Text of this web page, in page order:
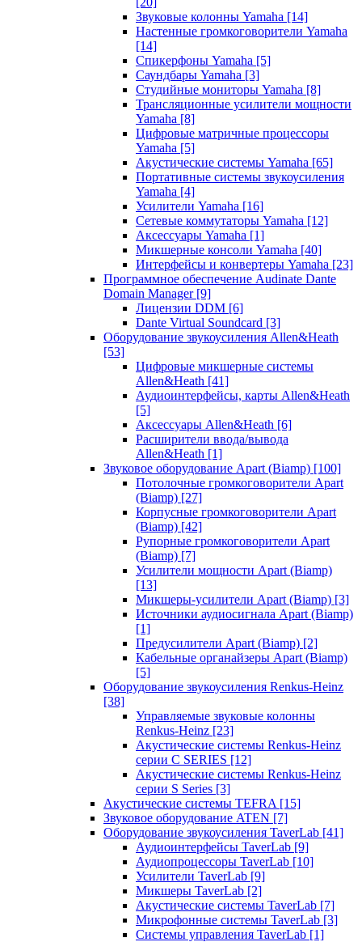
Звуковые колонны Yamaha [14]
Настенные громкоговорители Yamaha
[14]
Спикерфоны Yamaha [5]
Саундбары Yamaha [3]
Студийные мониторы Yamaha [8]
Трансляционные усилители мощности
Yamaha [8]
Цифровые матричные процессоры
Yamaha [5]
Акустические системы Yamaha [65]
Портативные системы звукоусиления
Yamaha [4]
Усилители Yamaha [16]
Сетевые коммутаторы Yamaha [12]
Аксессуары Yamaha [1]
Микшерные консоли Yamaha [40]
Интерфейсы и конвертеры Yamaha [23]
Программное обеспечение Audinate Dante
Domain Manager [9]
Лицензии DDM [6]
Dante Virtual Soundcard [3]
Оборудование звукоусиления Allen&Heath
[53]
Цифровые микшерные системы
Allen&Heath [41]
Аудиоинтерфейсы, карты Allen&Heath
[5]
Аксессуары Allen&Heath [6]
Расширители ввода/вывода
Allen&Heath [1]
Звуковое оборудование Apart (Biamp) [100]
Потолочные громкоговорители Apart
(Biamp) [27]
Корпусные громкоговорители Apart
(Biamp) [42]
Рупорные громкоговорители Apart
(Biamp) [7]
Усилители мощности Apart (Biamp)
[13]
Микшеры-усилители Apart (Biamp) [3]
Источники аудиосигнала Apart (Biamp)
[1]
Предусилители Apart (Biamp) [2]
Кабельные органайзеры Apart (Biamp)
[5]
Оборудование звукоусиления Renkus-Heinz
[38]
Управляемые звуковые колонны
Renkus-Heinz [23]
Акустические системы Renkus-Heinz
серии C SERIES [12]
Акустические системы Renkus-Heinz
серии S Series [3]
Акустические системы TEFRA [15]
Звуковое оборудование ATEN [7]
Оборудование звукоусиления TaverLab [41]
Аудиоинтерфейсы TaverLab [9]
Аудиопроцессоры TaverLab [10]
Усилители TaverLab [9]
Микшеры TaverLab [2]
Акустические системы TaverLab [7]
Микрофонные системы TaverLab [3]
Системы управления TaverLab [1]